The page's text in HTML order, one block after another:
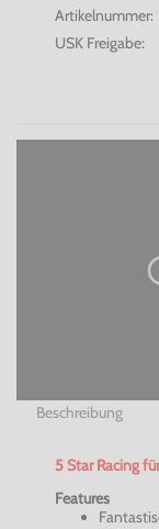
Artikelnummer:
USK Freigabe:
Beschreibung
5 StarRacing
Features